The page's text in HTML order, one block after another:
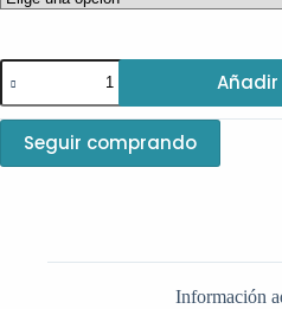
Seguir comprando
Información